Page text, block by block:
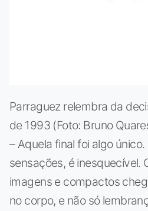
Parraguez relembra da
de 1993 (Foto: Bruno
– Aquela final foi algo
sensações, é inesquecível.
imagens e compactos
no corpo, e não só